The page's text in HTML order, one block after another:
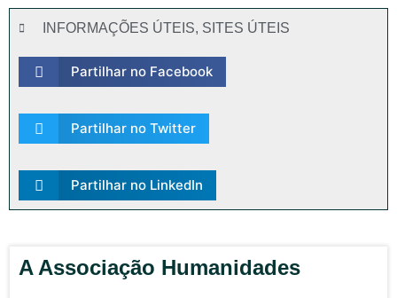
INFORMAÇÕES ÚTEIS, SITES ÚTEIS
Partilhar no Facebook
Partilhar no Twitter
Partilhar no LinkedIn
A Associação Humanidades